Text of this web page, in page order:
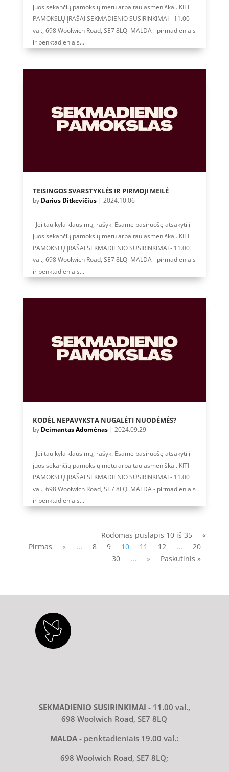
juos sekančių pamokslų metu arba tau asmeniškai. KITI
PAMOKSLŲ ĮRAŠAI SEKMADIENIO SUSIRINKIMAI - 11.00
val., 698 Woolwich Road, SE7 8LQ MALDA - pirmadieniais
ir penktadieniais...
TEISINGOS SVARSTYKLĖS IR PIRMOJI MEILĖ
by Darius Ditkevičius| 2024.10.06
Jei tau kyla klausimų, rašyk. Esame pasiruošę atsakyti į
juos sekančių pamokslų metu arba tau asmeniškai. KITI
PAMOKSLŲ ĮRAŠAI SEKMADIENIO SUSIRINKIMAI - 11.00
val., 698 Woolwich Road, SE7 8LQ MALDA - pirmadieniais
ir penktadieniais...
KODĖL NEPAVYKSTA NUGALĖTI NUODĖMĖS?
by Deimantas Adomėnas| 2024.09.29
Jei tau kyla klausimų, rašyk. Esame pasiruošę atsakyti į
juos sekančių pamokslų metu arba tau asmeniškai. KITI
PAMOKSLŲ ĮRAŠAI SEKMADIENIO SUSIRINKIMAI - 11.00
val., 698 Woolwich Road, SE7 8LQ MALDA - pirmadieniais
ir penktadieniais...
Rodomas puslapis 10 iš 35
«
Pirmas
« ... 8 9 10 11 12 ...
20
30
... » Paskutinis »
SEKMADIENIO SUSIRINKIMAI - 11.00 val.,
698 Woolwich Road, SE7 8LQ
MALDA- penktadieniais 19.00 val.:
698 Woolwich Road, SE7 8LQ;